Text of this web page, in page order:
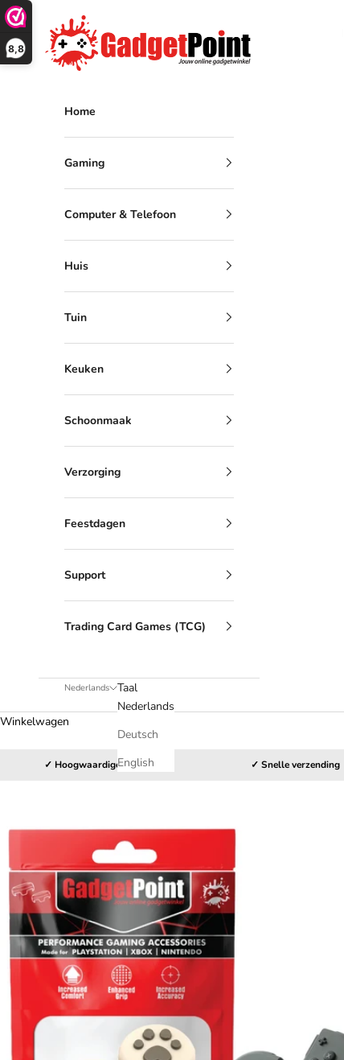
8,8
Naar inhoud
Gadgetpoint
Home
Gaming
Computer & Telefoon
Huis
Tuin
Keuken
Schoonmaak
Verzorging
Feestdagen
Support
Trading Card Games (TCG)
Nederlands
Taal
Nederlands
Deutsch
English
Winkelwagen
✓ Hoogwaardige kwaliteit ✓ Snelle verzending